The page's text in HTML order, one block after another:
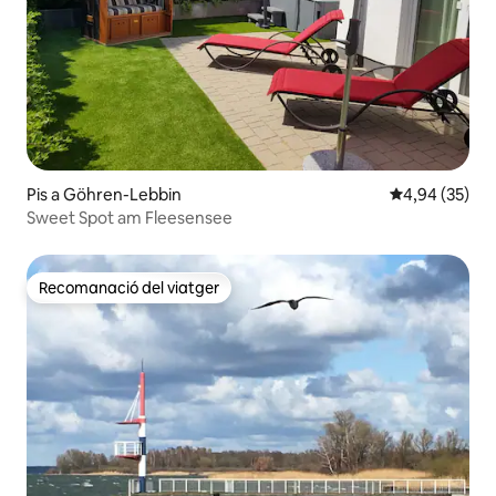
Pis a Göhren-Lebbin 4,94 de
4,94 (35)
Sweet Spot am Fleesensee
Recomanació del viatger
Recomanació del viatger